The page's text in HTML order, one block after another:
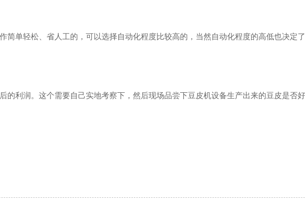
简单轻松、省人工的，可以选择自动化程度比较高的，当然自动化程度的高低也决定了
的利润。这个需要自己实地考察下，然后现场品尝下豆皮机设备生产出来的豆皮是否